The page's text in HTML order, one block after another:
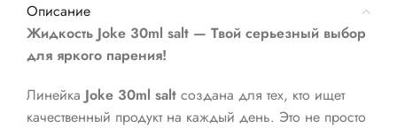
Описание
Жидкость Joke 30ml salt — Твой серьезный выбор
для яркого парения!
Линейка Joke 30ml salt создана для тех, кто ищет
качественный продукт на каждый день. Это не просто